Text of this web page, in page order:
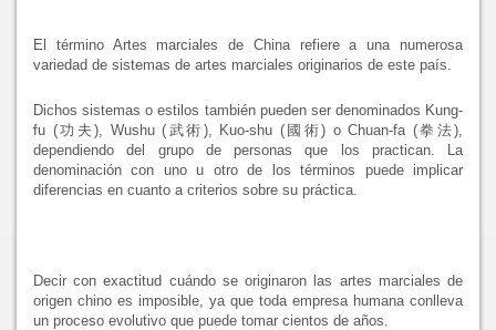
El término Artes marciales de China refiere a una numerosa
variedad de sistemas de artes marciales originarios de este país.
Dichos sistemas o estilos también pueden ser denominados Kung-
fu (功夫), Wushu (武術), Kuo-shu (國術) o Chuan-fa (拳法),
dependiendo del grupo de personas que los practican. La
denominación con uno u otro de los términos puede implicar
diferencias en cuanto a criterios sobre su práctica.
Decir con exactitud cuándo se originaron las artes marciales de
origen chino es imposible, ya que toda empresa humana conlleva
un proceso evolutivo que puede tomar cientos de años.